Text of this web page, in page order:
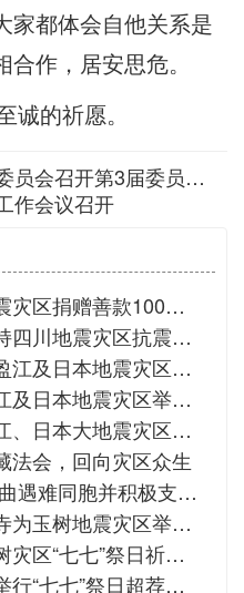
家都体会自他关系是
作，居安思危。
的祈愿。
开第3届委员会第3次全会
作会议召开
峨眉山佛教界为泸定地震灾区捐赠善款100万元
国家宗教局部署开展支持四川地震灾区抗震救灾工作
峨眉山佛教协会为云南盈江及日本地震灾区举行超荐祈福法会
峨眉山报国寺为云南盈江及日本地震灾区举行祈福法会
中国各地佛寺为云南盈江、日本大地震灾区超度祈福
法会，回向灾区众生
同舟共曲 佛教界哀悼舟曲遇难同胞并积极支援灾区
两岸佛教界在什邡罗汉寺为玉树地震灾区举行祈福超度法会
成都市佛教界为青海玉树灾区“七七”祭日祈福追思法会
峨眉山佛协为玉树灾区举行“七七”祭日超荐祈福法会